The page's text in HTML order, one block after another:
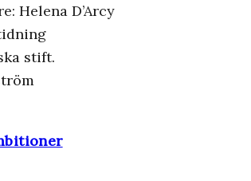
Helena D’Arcy
stift.